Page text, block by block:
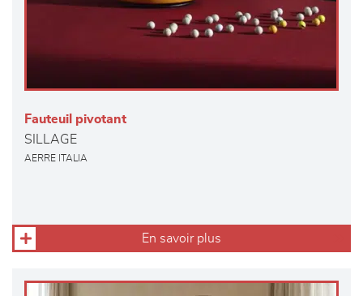
Fauteuil pivotant
SILLAGE
AERRE ITALIA
En savoir plus